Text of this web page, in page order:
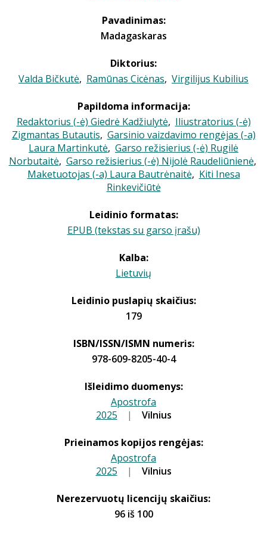
Pavadinimas:
Madagaskaras
Diktorius:
Valda Bičkutė, Ramūnas Cicėnas, Virgilijus Kubilius
Papildoma informacija:
Redaktorius (-ė) Giedrė Kadžiulytė, Iliustratorius (-ė)
Zigmantas Butautis, Garsinio vaizdavimo rengėjas (-a)
Laura Martinkutė, Garso režisierius (-ė) Rugilė
Norbutaitė, Garso režisierius (-ė) Nijolė Raudeliūnienė,
Maketuotojas (-a) Laura Bautrėnaitė, Kiti Inesa
Rinkevičiūtė
Leidinio formatas:
EPUB (tekstas su garso įrašu)
Kalba:
Lietuvių
Leidinio puslapių skaičius:
179
ISBN/ISSN/ISMN numeris:
978-609-8205-40-4
Išleidimo duomenys:
Apostrofa
2025 | Vilnius
Prieinamos kopijos rengėjas:
Apostrofa
2025 | Vilnius
Nerezervuotų licencijų skaičius:
96 iš 100